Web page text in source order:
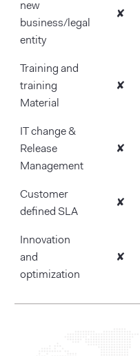
new
business/legal
entity
✘
Training and
training
Material
✘
IT change &
Release
Management
✘
Customer
defined SLA
✘
Innovation
and
optimization
✘